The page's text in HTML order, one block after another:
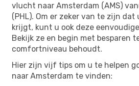
vlucht naar Amsterdam (AMS)
(PHL). Om er zeker van te zijn dat
krijgt, kunt u ook deze
Bekijk ze en begin met besparen
comfortniveau behoudt.
Hier zijn vijf tips om u te helpen
naar Amsterdam te vinden: